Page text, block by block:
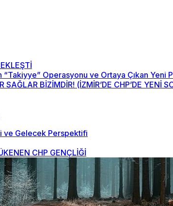
“Takiyye” Operasyonu ve Ortaya Çıkan Yeni
BİZİMDİR! (İZMİR’DE CHP’DE YENİ
ve Gelecek Perspektifi
CHP GENÇLİĞİ